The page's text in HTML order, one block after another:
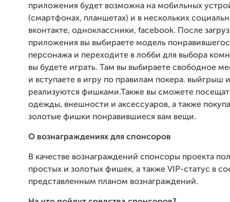
приложения будет возможна на мобильных
(смартфонах, планшетах) и в нескольких
вконтакте, одноклассники, facebook. После
приложения вы выбираете модель
персонажа и переходите в лобби для выбора
вы будете играть. Там вы выбираете свободное
и вступаете в игру по правилам покера. выйгрыш
реализуются фишками.Также вы сможете
одежды, внешности и аксессуаров, а также
золотые фишки понравившиеся вам вещи.
О вознаграждениях для спонсоров
В качестве вознаграждений спонсоры проекта
простых и золотых фишек, а также VIP-статус в
представленным планом вознаграждений.